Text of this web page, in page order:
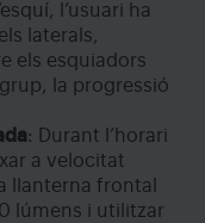
l’usuari ha
laterals,
els esquiadors
la progressió
: Durant l’horari
a velocitat
llanterna frontal
lúmens i utilitzar